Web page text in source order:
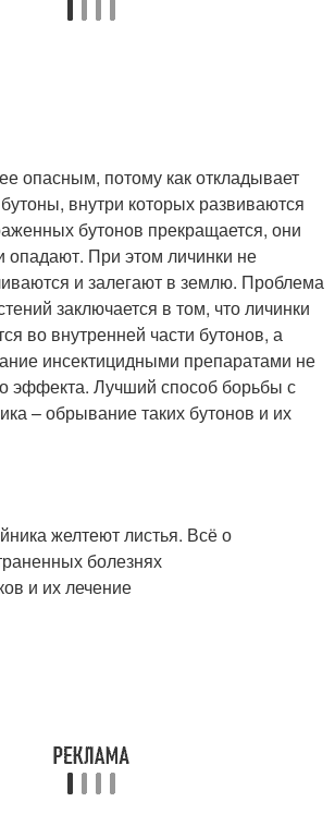
опасным, потому как откладывает
внутри которых развиваются
бутонов прекращается, они
При этом личинки не
и залегают в землю. Проблема
заключается в том, что личинки
во внутренней части бутонов, а
инсектицидными препаратами не
эффекта. Лучший способ борьбы с
– обрывание таких бутонов и их